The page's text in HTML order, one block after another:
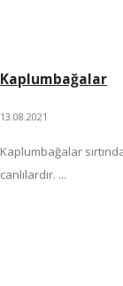
Kaplumbağalar
13.08.2021
Kaplumbağalar
canlılardır. ...